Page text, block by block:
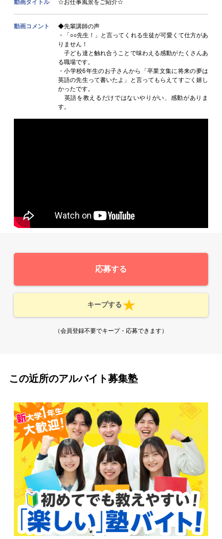
動画タイトル ☆お仕事風景をご紹介☆
動画コメント
◆先輩講師の声
・「○○先生！」と言ってくれる生徒が可愛くて仕方があ
りません！
子ども達と触れ合うことで味わえる感動がたくさんあ
る職場です。
・小学校6年生のお子さんから「卒業文集に将来の夢は
英語の先生って書いたよ」と言ってもらえてすごく嬉し
かったです。
英語を教えるだけではないやりがい、感動がありま
す。
応募する
キープする
（会員登録不要でキープ・応募できます）
この近所のアルバイト募集塾